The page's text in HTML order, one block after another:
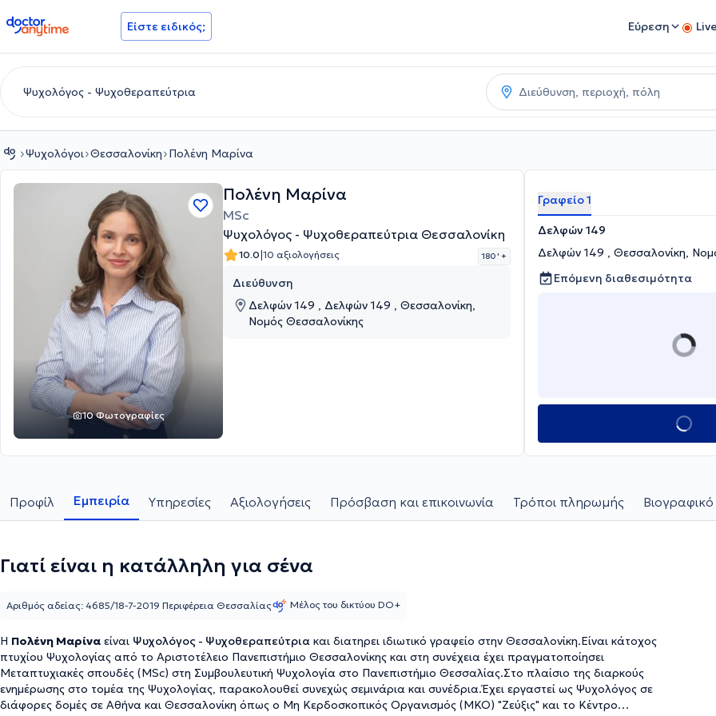
doctoranytime Είστε ειδικός; Εύρεση
Ψυχολόγοι Θεσσαλονίκη Πολένη Μαρίνα
10 Φωτογραφίες
Πολένη Μαρίνα
MSc
Ψυχολόγος - Ψυχοθεραπεύτρια Θεσσαλονίκη
10.0|10 αξιολογήσεις 180 ' +
Διεύθυνση
Δελφών 149 , Δελφών 149 , Θεσσαλονίκη,
Νομός Θεσσαλονίκης
Γραφείο 1
Δελφών 149
Δελφών 149 , Θεσσαλονίκη,
Επόμενη διαθεσιμότητα
Προφίλ Εμπειρία Υπηρεσίες Αξιολογήσεις Πρόσβαση και επικοινωνία Τρόποι πληρωμής
Γιατί είναι η κατάλληλη για σένα
Η Πολένη Μαρίνα είναι Ψυχολόγος - Ψυχοθεραπεύτρια και διατηρει ιδιωτικό γραφείο στην Θεσσαλονίκη.Είναι κάτοχος
πτυχίου Ψυχολογίας από το Αριστοτέλειο Πανεπιστήμιο Θεσσαλονίκης και στη συνέχεια έχει πραγματοποίησει
Μεταπτυχιακές σπουδές (MSc) στη Συμβουλευτική Ψυχολογία στο Πανεπιστήμιο Θεσσαλίας.Στο πλαίσιο της διαρκούς
ενημέρωσης στο τομέα της Ψυχολογίας, παρακολουθεί συνεχώς σεμινάρια και συνέδρια.Έχει εργαστεί ως Ψυχολόγος σε
διάφορες δομές σε Αθήνα και Θεσσαλονίκη όπως ο Μη Κερδοσκοπικός Οργανισμός (ΜΚΟ) "Ζεύξις" και το Κέντρο
Αριθμός αδείας: 4685/18-7-2019 Περιφέρεια Θεσσαλίας Μέλος του δικτύου DO+